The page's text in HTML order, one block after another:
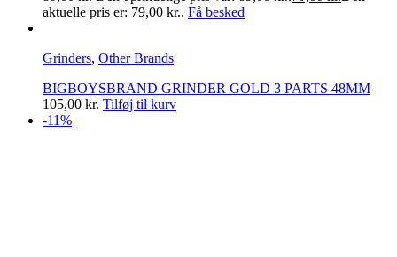
aktuelle pris er: 79,00 kr.. Få besked
Grinders, Other Brands
BIGBOYSBRAND GRINDER GOLD 3 PARTS 48MM
105,00 kr. Tilføj til kurv
-11%